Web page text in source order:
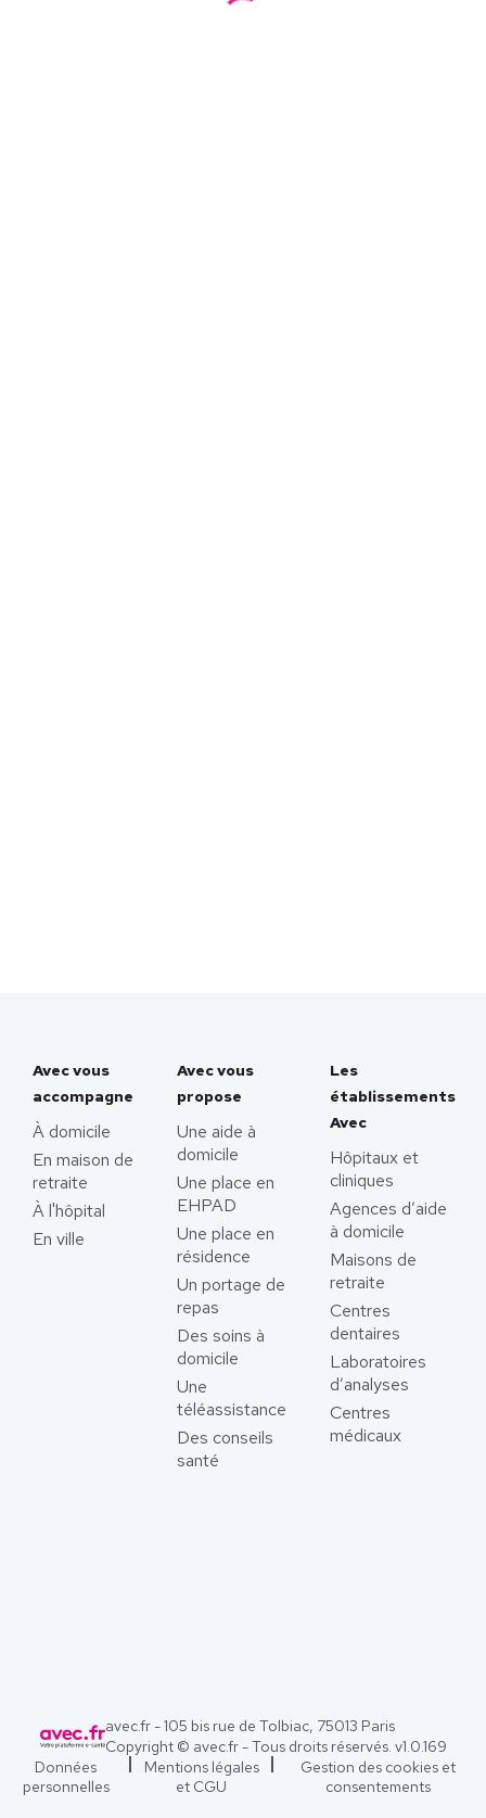
Avec vous
accompagne
À domicile
En maison de
retraite
À l'hôpital
En ville
Avec vous
propose
Une aide à
domicile
Une place en
EHPAD
Une place en
résidence
Un portage de
repas
Des soins à
domicile
Une
téléassistance
Des conseils
santé
Les
établissements
Avec
Hôpitaux et
cliniques
Agences d’aide
à domicile
Maisons de
retraite
Centres
dentaires
Laboratoires
d’analyses
Centres
médicaux
avec.fr - 105 bis rue de Tolbiac, 75013 Paris
Copyright © avec.fr - Tous droits réservés. v1.0.169
Données
personnelles
Mentions légales
et CGU
Gestion des cookies et
consentements